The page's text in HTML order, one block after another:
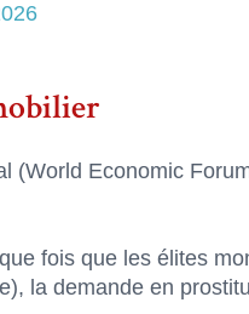
(World Economic
fois que les élites
la demande en